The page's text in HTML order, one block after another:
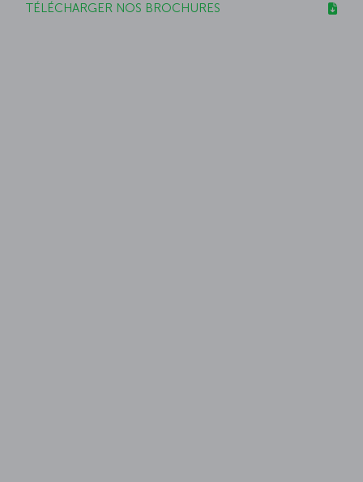
TÉLÉCHARGER NOS BROCHURES